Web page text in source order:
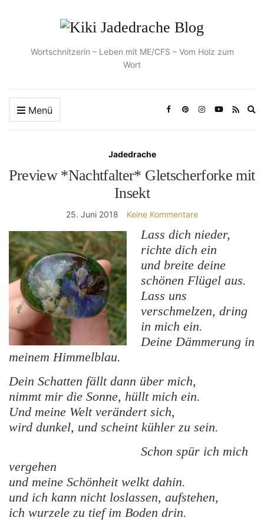
Wortschnitzerin – Leben mit ME/CFS – Vom Holz zum
Wort
Menü
Jadedrache
Preview *Nachtfalter* Gletscherforke mit
Insekt
25. Juni 2018 Keine Kommentare
Lass dich nieder,
richte dich ein
und breite deine
schönen Flügel aus.
Lass uns
verschmelzen, dring
in mich ein.
Deine Dämmerung in
meinem Himmelblau.
Dein Schatten fällt dann über mich,
nimmt mir die Sonne, hüllt mich ein.
Und meine Welt verändert sich,
wird dunkel, und scheint kühler zu sein.
Schon spür ich mich
vergehen
und meine Schönheit welkt dahin.
und ich kann nicht loslassen, aufstehen,
ich wurzele zu tief im Boden drin.